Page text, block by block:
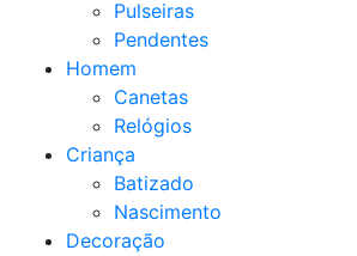
Pulseiras
Pendentes
Homem
Canetas
Relógios
Criança
Batizado
Nascimento
Decoração